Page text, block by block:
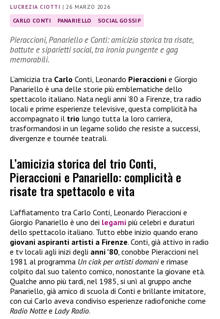
LUCREZIA CIOTTI | 26 MARZO 2026
CARLO CONTI PANARIELLO SOCIAL GOSSIP
Pieraccioni, Panariello e Conti: amicizia storica tra risate,
battute e siparietti social, tra ironia pungente e gag
memorabili.
L’amicizia tra Carlo Conti, Leonardo Pieraccioni e Giorgio
Panariello è una delle storie più emblematiche dello
spettacolo italiano. Nata negli anni ’80 a Firenze, tra radio
locali e prime esperienze televisive, questa complicità ha
accompagnato il trio lungo tutta la loro carriera,
trasformandosi in un legame solido che resiste a successi,
divergenze e tournée teatrali.
L’amicizia storica del trio Conti,
Pieraccioni e Panariello: complicità e
risate tra spettacolo e vita
L’affiatamento tra Carlo Conti, Leonardo Pieraccioni e
Giorgio Panariello è uno dei legami più celebri e duraturi
dello spettacolo italiano. Tutto ebbe inizio quando erano
giovani aspiranti artisti a Firenze. Conti, già attivo in radio
e tv locali agli inizi degli anni ’80 , conobbe Pieraccioni nel
1981 al programma Un ciak per artisti domanie rimase
colpito dal suo talento comico, nonostante la giovane età.
Qualche anno più tardi, nel 1985, si unì al gruppo anche
Panariello, già amico di scuola di Conti e brillante imitatore,
con cui Carlo aveva condiviso esperienze radiofoniche come
Radio Nottee Lady Radio.